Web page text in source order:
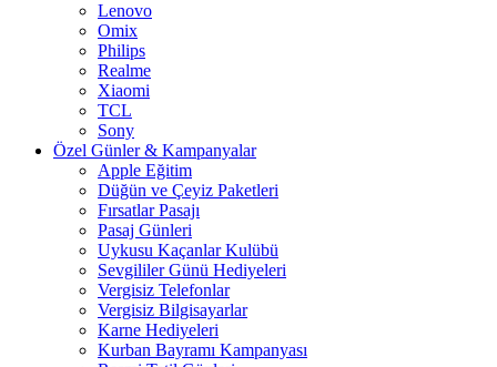
Lenovo
Omix
Philips
Realme
Xiaomi
TCL
Sony
Özel Günler & Kampanyalar
Apple Eğitim
Düğün ve Çeyiz Paketleri
Fırsatlar Pasajı
Pasaj Günleri
Uykusu Kaçanlar Kulübü
Sevgililer Günü Hediyeleri
Vergisiz Telefonlar
Vergisiz Bilgisayarlar
Karne Hediyeleri
Kurban Bayramı Kampanyası